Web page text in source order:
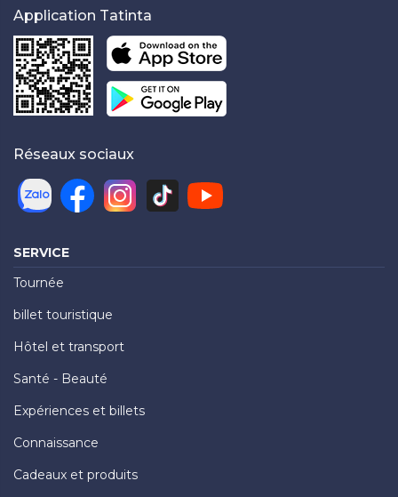
Application Tatinta
Réseaux sociaux
SERVICE
Tournée
billet touristique
Hôtel et transport
Santé - Beauté
Expériences et billets
Connaissance
Cadeaux et produits